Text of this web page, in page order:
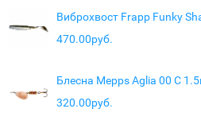
Виброхвост Frapp Funky
470.00руб.
Блесна Mepps Aglia 00 C
320.00руб.